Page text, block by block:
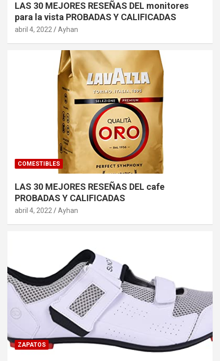
LAS 30 MEJORES RESEÑAS DEL monitores
para la vista PROBADAS Y CALIFICADAS
abril 4, 2022 Ayhan
COMESTIBLES
LAS 30 MEJORES RESEÑAS DEL cafe
PROBADAS Y CALIFICADAS
abril 4, 2022 Ayhan
ZAPATOS